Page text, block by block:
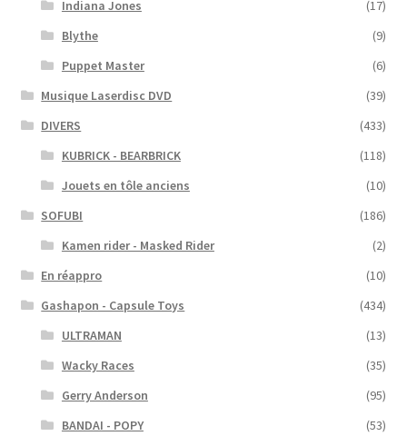
Indiana Jones
(17)
Blythe
(9)
Puppet Master
(6)
Musique Laserdisc DVD
(39)
DIVERS
(433)
KUBRICK - BEARBRICK
(118)
Jouets en tôle anciens
(10)
SOFUBI
(186)
Kamen rider - Masked Rider
(2)
En réappro
(10)
Gashapon - Capsule Toys
(434)
ULTRAMAN
(13)
Wacky Races
(35)
Gerry Anderson
(95)
BANDAI - POPY
(53)